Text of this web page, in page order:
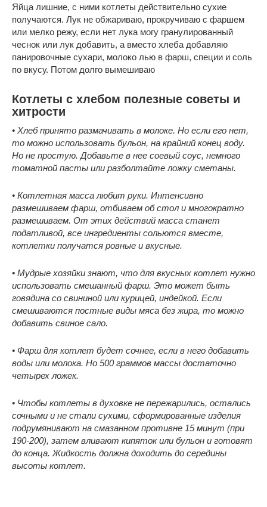
Яйца лишние, с ними котлеты действительно сухие
получаются. Лук не обжариваю, прокручиваю с фаршем
или мелко режу, если нет лука могу гранулированный
чеснок или лук добавить, а вместо хлеба добавляю
панировочные сухари, молоко лью в фарш, специи и соль
по вкусу. Потом долго вымешиваю
Котлеты с хлебом полезные советы и
хитрости
• Хлеб принято размачивать в молоке. Но если его нет,
то можно использовать бульон, на крайний конец воду.
Но не простую. Добавьте в нее соевый соус, немного
томатной пасты или разболтайте ложку сметаны.
• Котлетная масса любит руки. Интенсивно
размешиваем фарш, отбиваем об стол и многократно
размешиваем. От этих действий масса станет
податливой, все ингредиенты сольются вместе,
котлетки получатся ровные и вкусные.
• Мудрые хозяйки знают, что для вкусных котлет нужно
использовать смешанный фарш. Это может быть
говядина со свининой или курицей, индейкой. Если
смешиваются постные виды мяса без жира, то можно
добавить свиное сало.
• Фарш для котлет будет сочнее, если в него добавить
воды или молока. Но 500 граммов массы достаточно
четырех ложек.
• Чтобы котлеты в духовке не пережарились, остались
сочными и не стали сухими, сформированные изделия
подрумянивают на смазанном противне 15 минут (при
190-200), затем вливают кипяток или бульон и готовят
до конца. Жидкость должна доходить до середины
высоты котлет.